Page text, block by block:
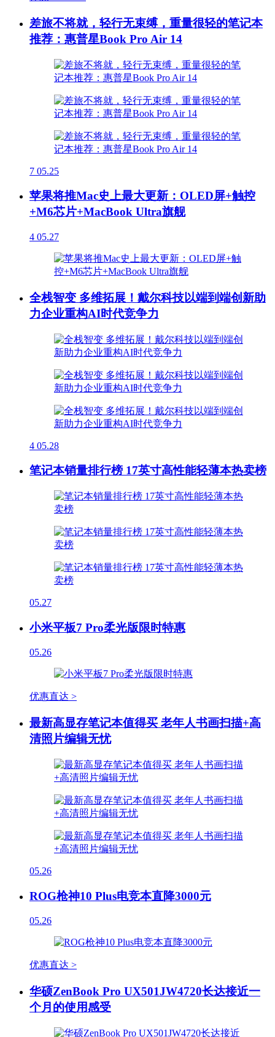
差旅不将就，轻行无束缚，重量很轻的笔记本
推荐：惠普星Book Pro Air 14
7 05.25
苹果将推Mac史上最大更新：OLED屏+触控
+M6芯片+MacBook Ultra旗舰
4 05.27
全栈智变 多维拓展！戴尔科技以端到端创新助
力企业重构AI时代竞争力
4 05.28
笔记本销量排行榜 17英寸高性能轻薄本热卖榜
05.27
小米平板7 Pro柔光版限时特惠
05.26
优惠直达 >
最新高显存笔记本值得买 老年人书画扫描+高
清照片编辑无忧
05.26
ROG枪神10 Plus电竞本直降3000元
05.26
优惠直达 >
华硕ZenBook Pro UX501JW4720长达接近一
个月的使用感受